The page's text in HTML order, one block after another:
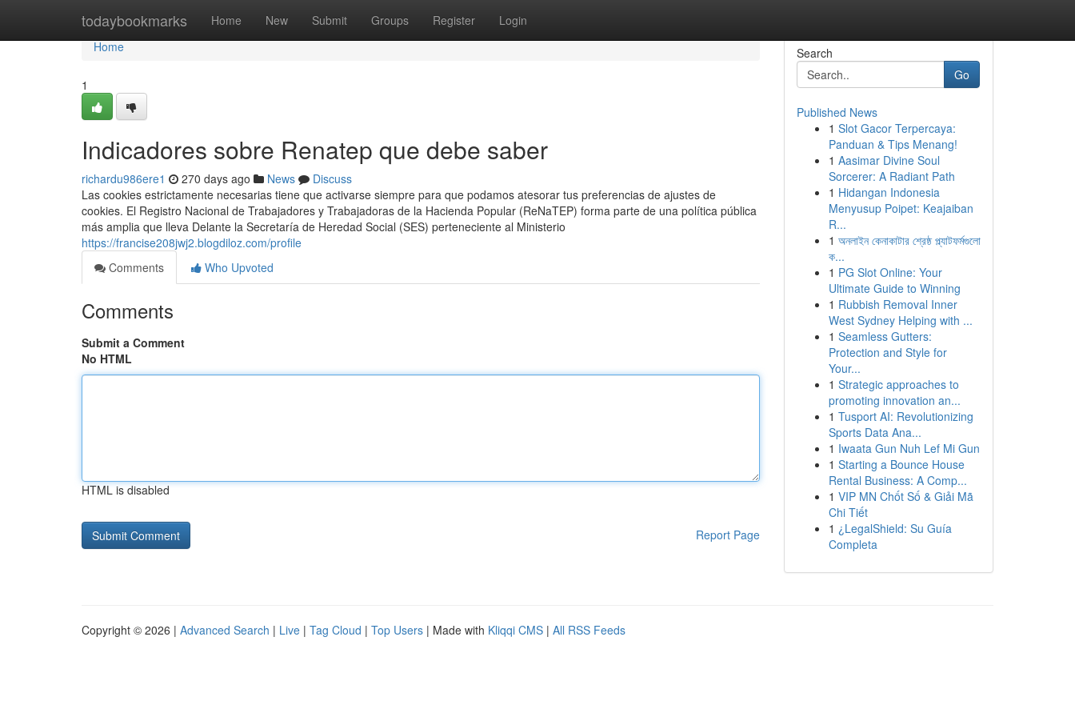
todaybookmarks Home New Submit Groups Register Login
Home
Home
1
Indicadores sobre Renatep que debe saber
richardu986ere1 270 days ago News
Discuss
Las cookies estrictamente necesarias tiene que activarse siempre para que podamos atesorar tus preferencias de ajustes de
cookies. El Registro Nacional de Trabajadores y Trabajadoras de la Hacienda Popular (ReNaTEP) forma parte de una política pública
más amplia que lleva Delante la Secretaría de Heredad Social (SES) perteneciente al Ministerio
https://francise208jwj2.blogdiloz.com/profile
Comments
Who Upvoted
Comments
Submit a Comment
No HTML
HTML is disabled
Report Page
Search
Go
Published News
1 Slot Gacor Terpercaya:
Panduan & Tips Menang!
1 Aasimar Divine Soul
Sorcerer: A Radiant Path
1 Hidangan Indonesia
Menyusup Poipet: Keajaiban
R...
1 অনলাইন কেনাকাটার শ্রেষ্ঠ প্ল্যাটফর্মগুলো
ক...
1 PG Slot Online: Your
Ultimate Guide to Winning
1 Rubbish Removal Inner
West Sydney Helping with ...
1 Seamless Gutters:
Protection and Style for
Your...
1 Strategic approaches to
promoting innovation an...
1 Tusport AI: Revolutionizing
Sports Data Ana...
1 Iwaata Gun Nuh Lef Mi Gun
1 Starting a Bounce House
Rental Business: A Comp...
1 VIP MN Chốt Số & Giải Mã
Chi Tiết
1 ¿LegalShield: Su Guía
Completa
Copyright © 2026 | Advanced Search | Live | Tag Cloud | Top Users | Made with Kliqqi CMS | All RSS Feeds